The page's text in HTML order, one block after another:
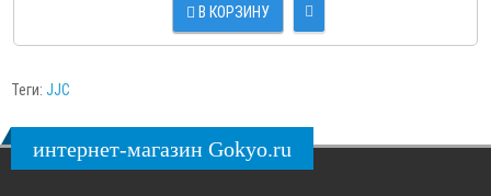
В КОРЗИНУ
Теги: JJC
интернет-магазин Gokyo.ru